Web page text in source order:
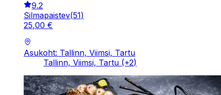
9.2
Silmapaistev(51)
25,00 €
Asukoht: Tallinn, Viimsi, Tartu
Tallinn, Viimsi, Tartu (+2)